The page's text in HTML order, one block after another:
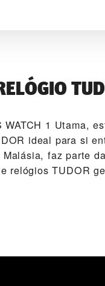
1 Utama‬,
ideal para si
faz parte
relógios TUDOR